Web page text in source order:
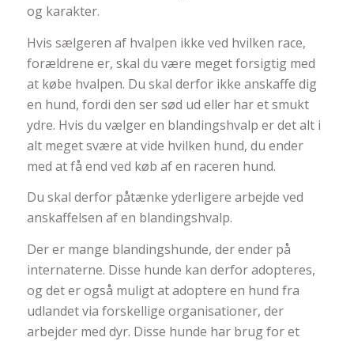
og karakter.
Hvis sælgeren af hvalpen ikke ved hvilken race,
forældrene er, skal du være meget forsigtig med
at købe hvalpen. Du skal derfor ikke anskaffe dig
en hund, fordi den ser sød ud eller har et smukt
ydre. Hvis du vælger en blandingshvalp er det alt i
alt meget svære at vide hvilken hund, du ender
med at få end ved køb af en raceren hund.
Du skal derfor påtænke yderligere arbejde ved
anskaffelsen af en blandingshvalp.
Der er mange blandingshunde, der ender på
internaterne. Disse hunde kan derfor adopteres,
og det er også muligt at adoptere en hund fra
udlandet via forskellige organisationer, der
arbejder med dyr. Disse hunde har brug for et